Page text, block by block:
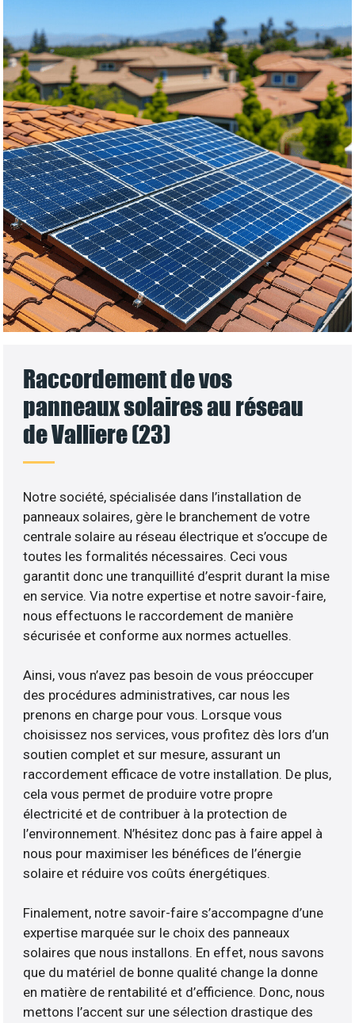
Raccordement de vos
panneaux solaires au réseau
de Valliere (23)
Notre société, spécialisée dans l’installation de
panneaux solaires, gère le branchement de votre
centrale solaire au réseau électrique et s’occupe de
toutes les formalités nécessaires. Ceci vous
garantit donc une tranquillité d’esprit durant la mise
en service. Via notre expertise et notre savoir-faire,
nous effectuons le raccordement de manière
sécurisée et conforme aux normes actuelles.
Ainsi, vous n’avez pas besoin de vous préoccuper
des procédures administratives, car nous les
prenons en charge pour vous. Lorsque vous
choisissez nos services, vous profitez dès lors d’un
soutien complet et sur mesure, assurant un
raccordement efficace de votre installation. De plus,
cela vous permet de produire votre propre
électricité et de contribuer à la protection de
l’environnement. N’hésitez donc pas à faire appel à
nous pour maximiser les bénéfices de l’énergie
solaire et réduire vos coûts énergétiques.
Finalement, notre savoir-faire s’accompagne d’une
expertise marquée sur le choix des panneaux
solaires que nous installons. En effet, nous savons
que du matériel de bonne qualité change la donne
en matière de rentabilité et d’efficience. Donc, nous
mettons l’accent sur une sélection drastique des